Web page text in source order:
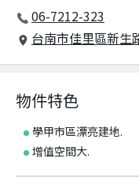
06-7212-323
台南市佳里區新生
物件特色
學甲市區漂亮建地.
增值空間大.